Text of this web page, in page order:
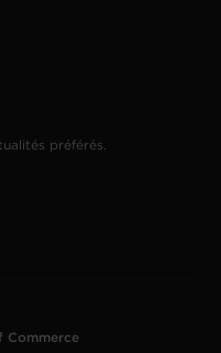
préférés.
Commerce